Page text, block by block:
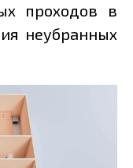
проходов в
неубранных